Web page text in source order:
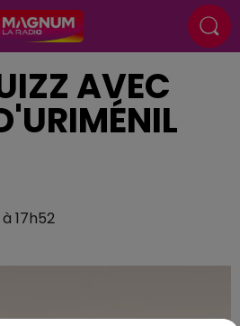
AVEC
17h52